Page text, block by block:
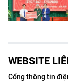
WEBSITE
Cổng thông tin